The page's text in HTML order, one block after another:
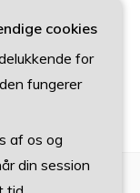
cookies
for
fungerer
af os og
din session